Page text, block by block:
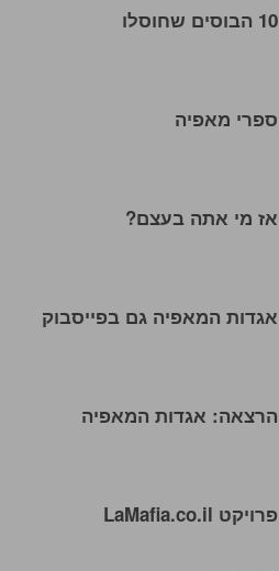
10 הבוסים שחוסלו
ספרי מאפיה
אז מי אתה בעצם?
אגדות המאפיה גם בפייסבוק
הרצאה: אגדות המאפיה
פרויקט LaMafia.co.il